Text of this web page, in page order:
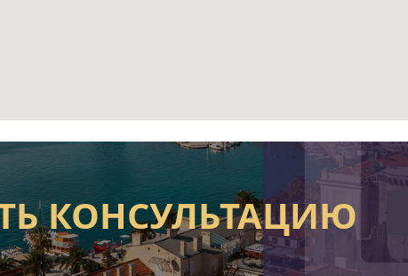
КОНСУЛЬТАЦИЮ